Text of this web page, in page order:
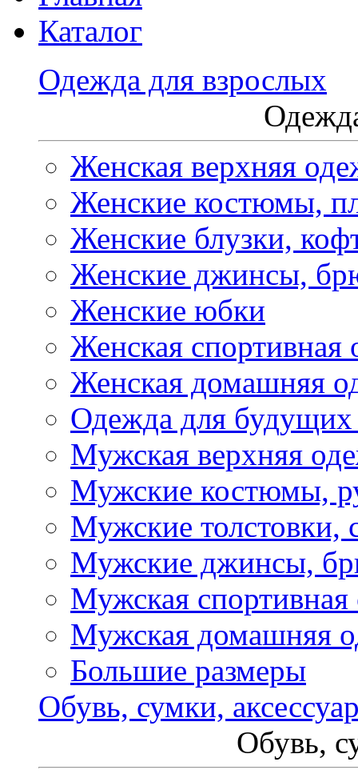
Каталог
Одежда для взрослых
Женская верхняя
Женские костюмы,
Женские блузки,
Женские джинсы,
Женские юбки
Женская спортивная
Женская домашняя
Одежда для
Мужская верхняя
Мужские костюмы,
Мужские толстовки,
Мужские джинсы,
Мужская спортивная
Мужская домашняя
Большие размеры
Обувь, сумки,
Обувь,